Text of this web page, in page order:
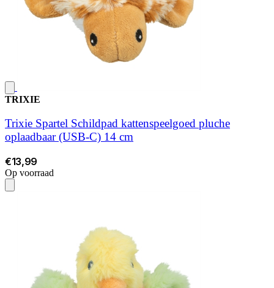
TRIXIE
Trixie Spartel Schildpad kattenspeelgoed pluche
oplaadbaar (USB-C) 14 cm
€13,99
Op voorraad